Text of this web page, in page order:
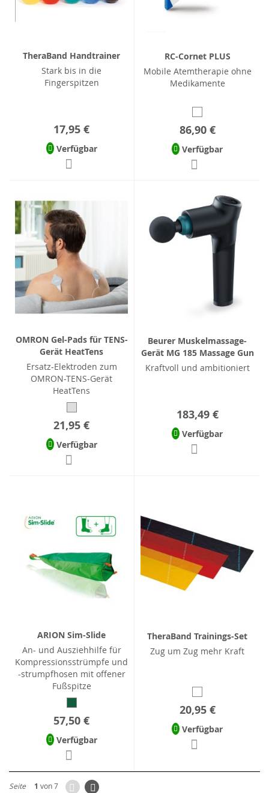
TheraBand Handtrainer
Stark bis in die
Fingerspitzen
17,95 €
Verfügbar
RC-Cornet PLUS
Mobile Atemtherapie ohne
Medikamente
86,90 €
Verfügbar
OMRON Gel-Pads für TENS-
Gerät HeatTens
Ersatz-Elektroden zum
OMRON-TENS-Gerät
HeatTens
21,95 €
Verfügbar
Beurer Muskelmassage-
Gerät MG 185 Massage Gun
Kraftvoll und ambitioniert
183,49 €
Verfügbar
ARION Sim-Slide
An- und Ausziehhilfe für
Kompressionsstrümpfe und
-strumpfhosen mit offener
Fußspitze
57,50 €
Verfügbar
TheraBand Trainings-Set
Zug um Zug mehr Kraft
20,95 €
Verfügbar
Seite 1 von 7 ZurückSeite
Weiter